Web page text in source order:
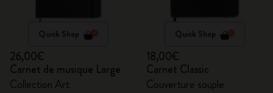
Quick Shop
26,00€
Carnet de musique Large
Collection Art
Quick Shop
18,00€
Carnet Classic
Couverture souple